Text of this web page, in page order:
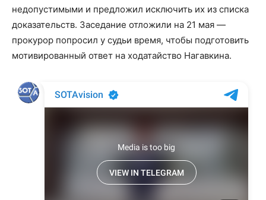
недопустимыми и предложил исключить их из списка
доказательств. Заседание отложили на 21 мая —
прокурор попросил у судьи время, чтобы подготовить
мотивированный ответ на ходатайство Нагавкина.